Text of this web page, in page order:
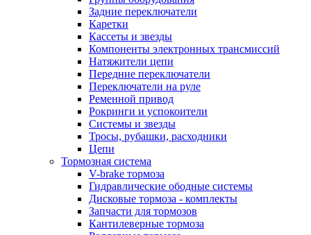
Задние переключатели
Каретки
Кассеты и звезды
Компоненты электронных трансмиссий
Натяжители цепи
Передние переключатели
Переключатели на руле
Ременной привод
Рокринги и успокоители
Системы и звезды
Тросы, рубашки, расходники
Цепи
Тормозная система
V-brake тормоза
Гидравлические ободные системы
Дисковые тормоза - комплекты
Запчасти для тормозов
Кантилеверные тормоза